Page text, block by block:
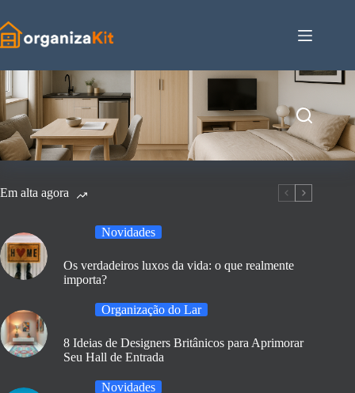
para
o
conteúdo
Em alta agora
Novidades
Os verdadeiros luxos da vida: o que realmente
importa?
Organização do Lar
8 Ideias de Designers Britânicos para Aprimorar
Seu Hall de Entrada
Novidades